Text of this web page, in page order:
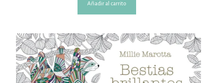
Añadir al carrito